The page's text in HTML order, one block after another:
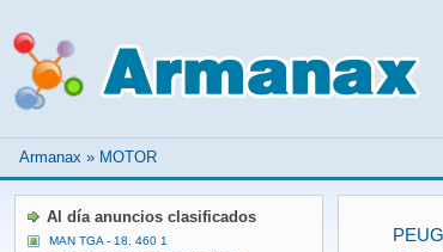
Armanax » MOTOR
Al día anuncios clasificados
MAN TGA - 18. 460 1